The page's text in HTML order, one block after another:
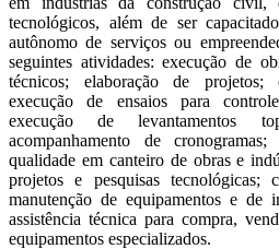
tecnológicos, além de ser
autônomo de serviços ou
seguintes atividades: execução de
técnicos; elaboração de projetos;
execução de ensaios para
execução de levantamentos
acompanhamento de
qualidade em canteiro de obras e
projetos e pesquisas tecnológicas;
manutenção de equipamentos e de
assistência técnica para compra,
equipamentos especializados.